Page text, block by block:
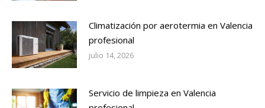
Climatización por aerotermia en Valencia
profesional
julio 14, 2026
Servicio de limpieza en Valencia